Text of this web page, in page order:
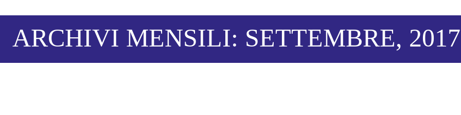
ARCHIVI MENSILI: SETTEMBRE, 2017